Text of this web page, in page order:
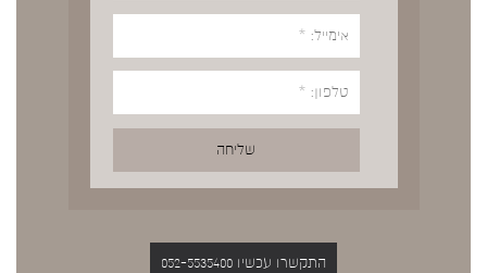
התקשרו עכשיו 052-5535400